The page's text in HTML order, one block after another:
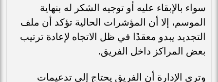
سواء بالإبقاء عليه أو توجيه الشكر له بنهاية
الموسم، إلا أن المؤشرات الحالية تؤكد أن ملف
التجديد يبدو معقدًا في ظل الاتجاه لإعادة ترتيب
بعض المراكز داخل الفريق.
وترى الإدارة أن الفريق يحتاج إلى تدعيمات